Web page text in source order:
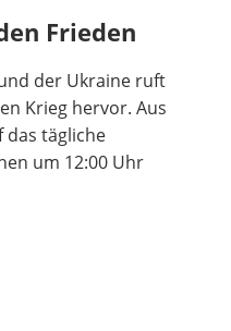
Frieden
der Ukraine ruft
Krieg hervor. Aus
das tägliche
um 12:00 Uhr